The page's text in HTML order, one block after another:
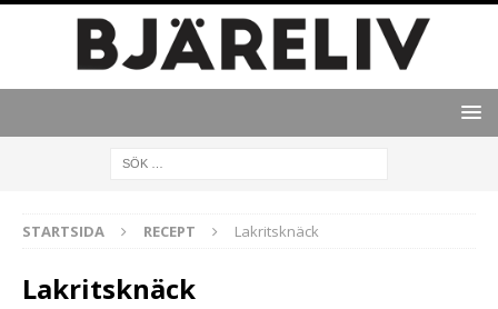
STARTSIDA RECEPT Lakritsknäck
Lakritsknäck